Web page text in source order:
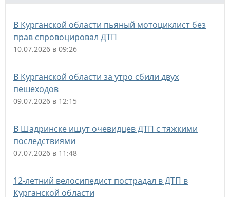
В Курганской области пьяный мотоциклист без
прав спровоцировал ДТП
10.07.2026 в 09:26
В Курганской области за утро сбили двух
пешеходов
09.07.2026 в 12:15
В Шадринске ищут очевидцев ДТП с тяжкими
последствиями
07.07.2026 в 11:48
12-летний велосипедист пострадал в ДТП в
Курганской области